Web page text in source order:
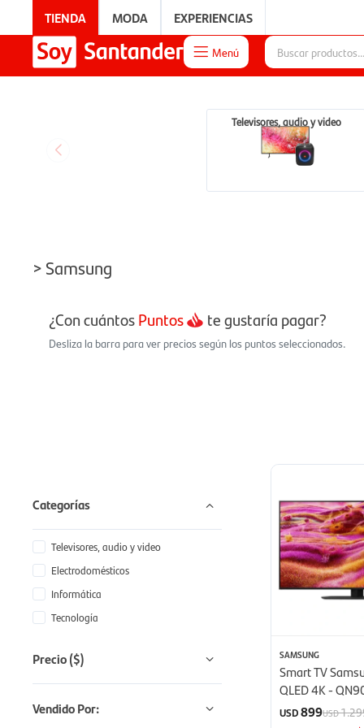
TIENDA MODA EXPERIENCIAS
 Menú
Televisores, audio y video
> Samsung
¿Con cuántosPuntos te gustaría pagar?
Desliza la barra para ver precios según los puntos seleccionados.
SAMSUNG
Smart TV
QLED 4K -
(2025)
USD899USD
Categorías
Televisores, audio y video
Electrodomésticos
Informática
Tecnología
Precio($)
Vendido Por: